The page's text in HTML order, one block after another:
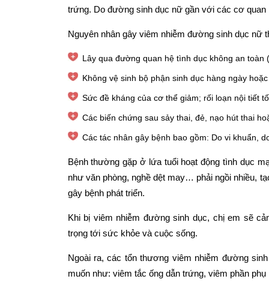
trứng. Do đường sinh dục nữ gần với các cơ
Nguyên nhân gây viêm nhiễm đường sinh dục nữ
Lây qua đường quan hệ tình dục không an
Không vệ sinh bộ phận sinh dục hàng ngày
Sức đề kháng của cơ thể giảm; rối loạn nội tiết
Các biến chứng sau sảy thai, đẻ, nạo hút thai
Các tác nhân gây bệnh bao gồm: Do vi khuẩn,
Bệnh thường gặp ở lứa tuổi hoạt động tình dục
như văn phòng, nghề dệt may… phải ngồi nhiều,
gây bệnh phát triển.
Khi bị viêm nhiễm đường sinh dục, chị em sẽ
trọng tới sức khỏe và cuộc sống.
Ngoài ra, các tổn thương viêm nhiễm đường
muốn như: viêm tắc ống dẫn trứng, viêm phần